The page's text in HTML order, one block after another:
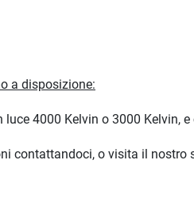
a disposizione:
luce 4000 Kelvin o 3000 Kelvin,
contattandoci, o visita il nostro